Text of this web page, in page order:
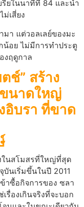
รียในนาทีที่ 84 และนำ
ม่เสี่ยง
มา แต่วอลเลย์ของมะ
น้อย ไม่มีการทำประตู
งฤดูกาล
ช์” สร้าง
นาดใหญ่
อิบรา ที่ขาด
ในสโมสรที่ใหญ่ที่สุด
นเริ่มขึ้นในปี 2011
าซื้อกิจการของ ซลา
รื่องเกินจริงที่จะบอก